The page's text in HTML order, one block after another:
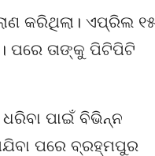
କରିଥିଲା। ଏପ୍ରିଲ ୧୫
ପରେ ତାଙ୍କୁ ପିଟିପିଟି
ପାଇଁ ବିଭିନ୍ନ
ପରେ ବ୍ରହ୍ମପୁର